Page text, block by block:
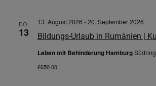
DO.
13 Bildungs-Urlaub in Rumänien |
13. August 2026 -20. September 2026
Leben mit Behinderung Hamburg
€650.00